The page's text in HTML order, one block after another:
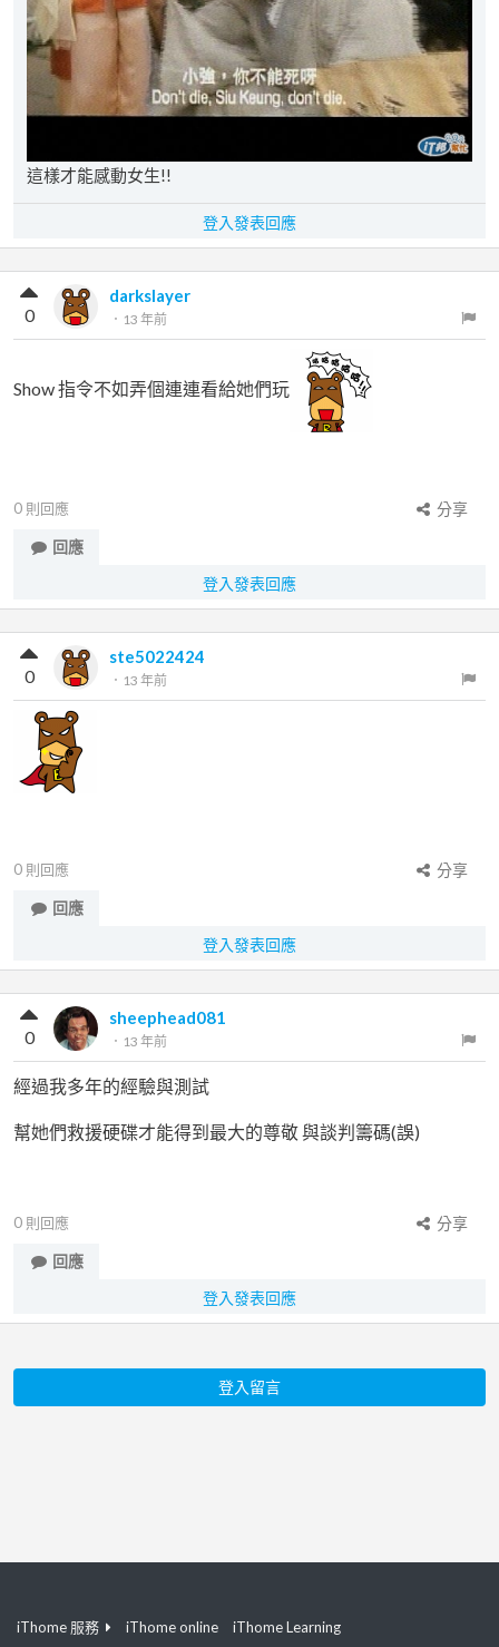
這樣才能感動女生!!
登入發表回應
darkslayer
． 13 年前
0
Show 指令不如弄個連連看給她們玩
0 則回應
分享
回應
登入發表回應
ste5022424
． 13 年前
0
0 則回應
分享
回應
登入發表回應
sheephead081
． 13 年前
0
經過我多年的經驗與測試
幫她們救援硬碟才能得到最大的尊敬 與談判籌碼(誤)
0 則回應
分享
回應
登入發表回應
登入留言
iThome 服務 iThome online iThome Learning